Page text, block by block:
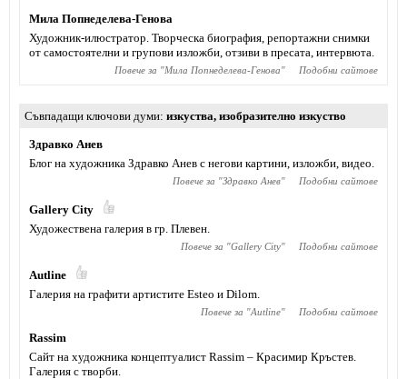
Мила Попнеделева-Генова
Художник-илюстратор. Творческа биография, репортажни снимки
от самостоятелни и групови изложби, отзиви в пресата, интервюта.
Повече за "Мила Попнеделева-Генова" Подобни сайтове
Съвпадащи ключови думи изкуства, изобразително изкуство
Здравко Анев
Блог на художника Здравко Анев с негови картини, изложби, видео.
Повече за "Здравко Анев" Подобни сайтове
Gallery City
Художествена галерия в гр. Плевен.
Повече за "Gallery City" Подобни сайтове
Autline
Галерия на графити артистите Esteo и Dilom.
Повече за "Autline" Подобни сайтове
Rassim
Сайт на художника концептуалист Rassim – Красимир Кръстев.
Галерия с творби.